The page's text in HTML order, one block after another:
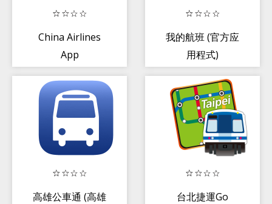
China Airlines
App
我的航班 (官方应
用程式)
高雄公車通 (高雄
台北捷運Go